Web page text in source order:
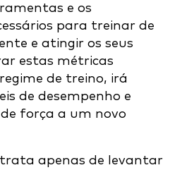
e os
para treinar de
e atingir os seus
estas métricas
de treino, irá
de desempenho e
força a um novo
trata apenas de levantar